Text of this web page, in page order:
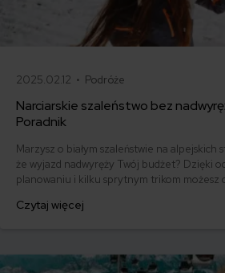
2025.02.12 • Podróże
Narciarskie szaleństwo bez
Poradnik
Marzysz o białym szaleństwie na alpejskich
że wyjazd nadwyręży Twój budżet? Dzięki
planowaniu i kilku sprytnym trikom możesz
sposoby na tanie i udane ferie zimowe.
Czytaj więcej